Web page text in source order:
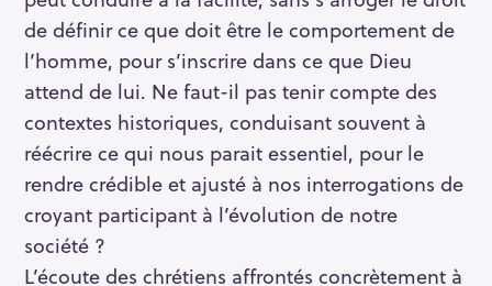
de définir ce que doit être le comportement de
l’homme, pour s’inscrire dans ce que Dieu
attend de lui. Ne faut-il pas tenir compte des
contextes historiques, conduisant souvent à
réécrire ce qui nous parait essentiel, pour le
rendre crédible et ajusté à nos interrogations de
croyant participant à l’évolution de notre
société ?
L’écoute des chrétiens affrontés concrètement à